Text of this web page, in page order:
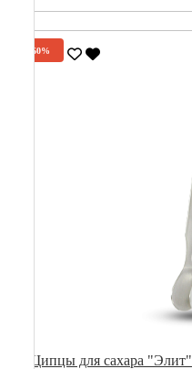
-60%
Щипцы для сахара "Элит"